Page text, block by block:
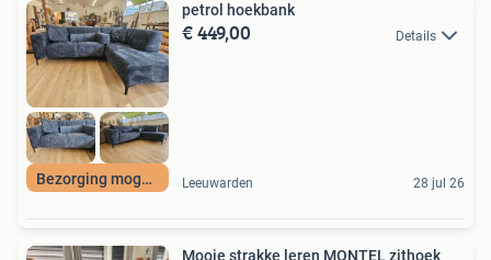
Bezorging mogelijk
petrol hoekbank
€ 449,00 Details
Leeuwarden 28 jul 26
Mooie strakke leren MONTEL zithoek